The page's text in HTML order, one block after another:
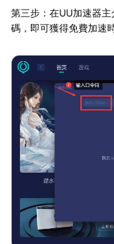
第三步：在UU加速器
碼，即可獲得免費加速時